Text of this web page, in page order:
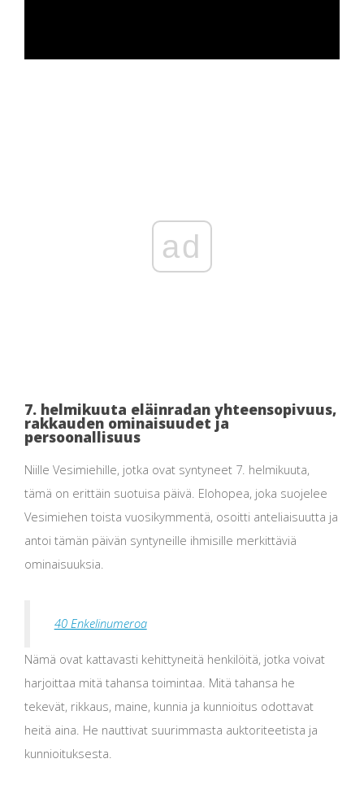
ad
7. helmikuuta eläinradan yhteensopivuus,
rakkauden ominaisuudet ja
persoonallisuus
Niille Vesimiehille, jotka ovat syntyneet 7. helmikuuta,
tämä on erittäin suotuisa päivä. Elohopea, joka suojelee
Vesimiehen toista vuosikymmentä, osoitti anteliaisuutta ja
antoi tämän päivän syntyneille ihmisille merkittäviä
ominaisuuksia.
40 Enkelinumeroa
Nämä ovat kattavasti kehittyneitä henkilöitä, jotka voivat
harjoittaa mitä tahansa toimintaa. Mitä tahansa he
tekevät, rikkaus, maine, kunnia ja kunnioitus odottavat
heitä aina. He nauttivat suurimmasta auktoriteetista ja
kunnioituksesta.